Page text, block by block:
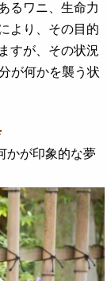
るワニ、生命力
より、その目的
すが、その状況
が何かを襲う状
かが印象的な夢